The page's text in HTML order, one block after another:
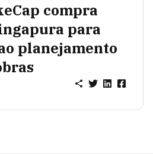
compra
para
planejamento